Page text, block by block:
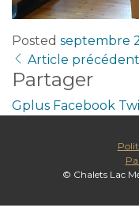
Posted septembre
Article précédent
Partager
Gplus Facebook
© Chalets Lac